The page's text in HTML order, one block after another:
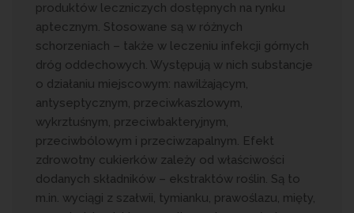
produktów leczniczych dostępnych na rynku
aptecznym. Stosowane są w różnych
schorzeniach – także w leczeniu infekcji górnych
dróg oddechowych. Występują w nich substancje
o działaniu miejscowym: nawilżającym,
antyseptycznym, przeciwkaszlowym,
wykrztuśnym, przeciwbakteryjnym,
przeciwbólowym i przeciwzapalnym. Efekt
zdrowotny cukierków zależy od właściwości
dodanych składników – ekstraktów roślin. Są to
m.in. wyciągi z szałwii, tymianku, prawoślazu, mięty,